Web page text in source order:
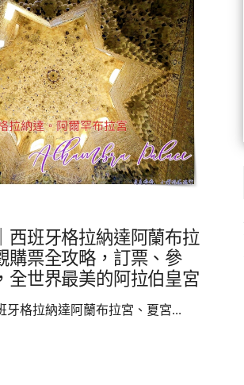
西班牙格拉納達阿蘭布拉
購票全攻略，訂票、參
全世界最美的阿拉伯皇宮
牙格拉納達阿蘭布拉宮、夏宮...